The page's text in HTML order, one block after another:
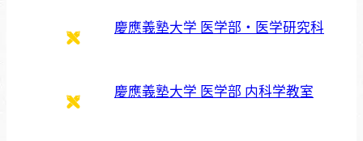
慶應義塾大学 医学部・医学研究科
慶應義塾大学 医学部 内科学教室